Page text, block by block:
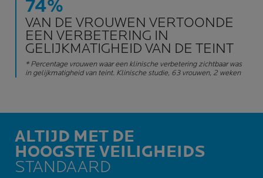
74%
VAN DE VROUWEN VERTOONDE
EEN VERBETERING IN
GELIJKMATIGHEID VAN DE TEINT
* Percentage vrouwen waar een klinische verbetering zichtbaar was
in gelijkmatigheid van teint. Klinische studie, 63 vrouwen, 2 weken
ALTIJD MET DE
HOOGSTE VEILIGHEIDS
STANDAARD